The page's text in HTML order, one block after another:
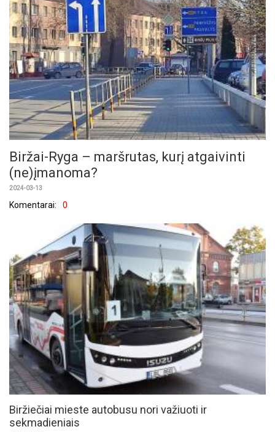
Biržai-Ryga – maršrutas, kurį atgaivinti
(ne)įmanoma?
2024-03-13
Komentarai: 0
Biržiečiai mieste autobusu nori važiuoti ir
sekmadieniais